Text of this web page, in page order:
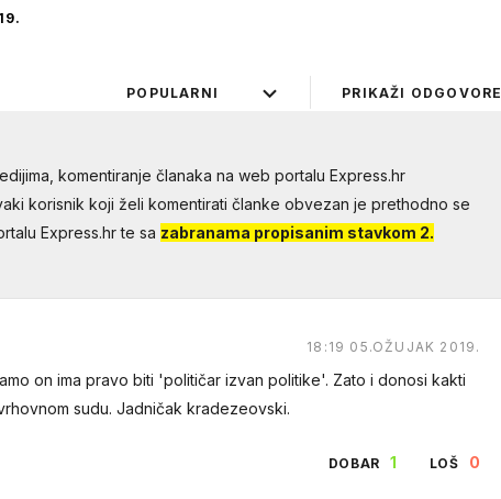
PRIKAŽI ODGOVORE
POPULARNI
komentiranje članaka na web portalu Express.hr
korisnik koji želi komentirati članke obvezan je prethodno se
Express.hr te sa zabranama propisanim stavkom 2.
18:19 05.OŽUJAK 2019.
on ima pravo biti 'političar izvan politike'. Zato i donosi kakti
sudu. Jadničak kradezeovski.
DOBAR 1 LOŠ 0